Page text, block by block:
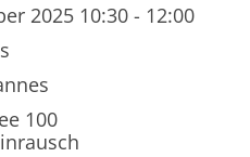
2025 10:30 - 12:00
100